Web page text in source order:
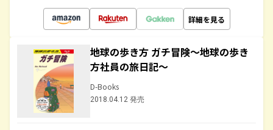
詳細を見る
地球の歩き方 ガチ冒険～地球の歩き
方社員の旅日記～
D-Books
2018.04.12 発売